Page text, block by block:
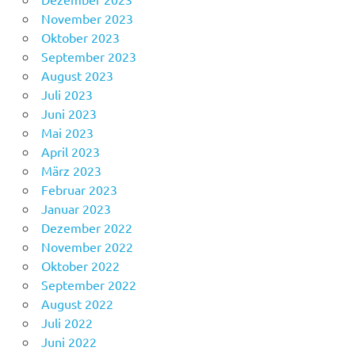
November 2023
Oktober 2023
September 2023
August 2023
Juli 2023
Juni 2023
Mai 2023
April 2023
März 2023
Februar 2023
Januar 2023
Dezember 2022
November 2022
Oktober 2022
September 2022
August 2022
Juli 2022
Juni 2022